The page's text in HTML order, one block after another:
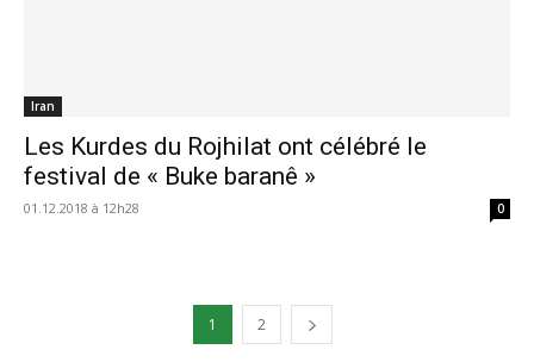
Iran
Les Kurdes du Rojhilat ont célébré le
festival de « Buke baranê »
01.12.2018 à 12h28 0
1 2